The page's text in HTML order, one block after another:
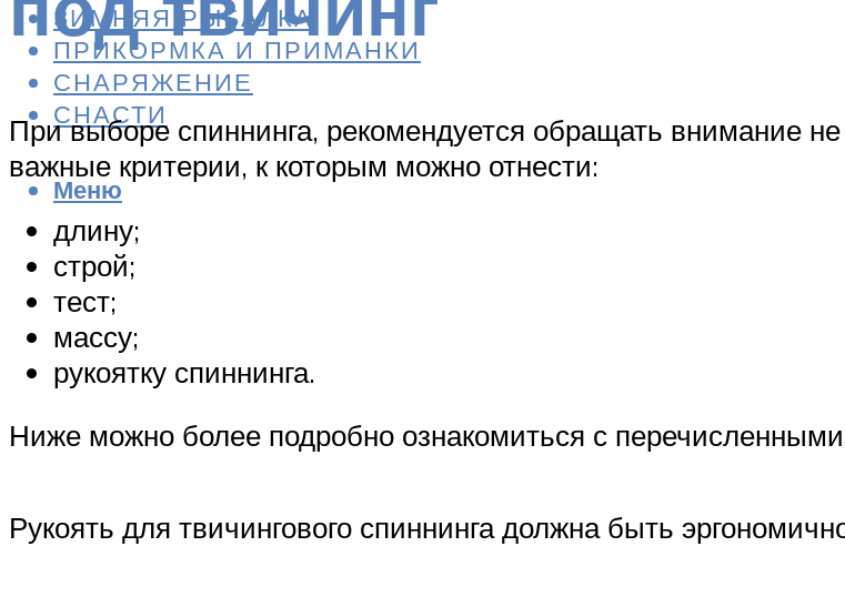
ЗИМНЯЯ РЫБАЛКА
ПРИКОРМКА И ПРИМАНКИ
СНАРЯЖЕНИЕ
СНАСТИ
Меню
При выборе спиннинга, рекомендуется обращать внимание
важные критерии, к которым можно отнести:
длину;
строй;
тест;
массу;
рукоятку спиннинга.
Ниже можно более подробно ознакомиться с
Рукоять для твичингового спиннинга должна быть